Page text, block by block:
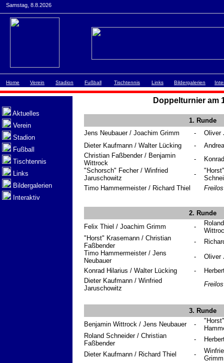
Samstag, 8.8.2026
Home Verein Stadion Fußball Tischtennis Links Bildergalerien
Aktuelles
Verein
Stadion
Fußball
Tischtennis
Links
Bildergalerien
Interaktiv
Doppelturnier am
1. Runde
Jens Neubauer / Joachim Grimm
- Oliver
Dieter Kaufmann / Walter Lücking
-
Christian Faßbender / Benjamin
Wittrock
-
"Schorsch" Fecher / Winfried
Jaruschowitz
-
Timo Hammermeister / Richard Thiel
Freilos
2. Runde
Felix Thiel / Joachim Grimm
-
"Horst" Krasemann / Christian
Faßbender
-
Timo Hammermeister / Jens
Neubauer
-
Oliver
Konrad Hilarius / Walter Lücking
-
Dieter Kaufmann / Winfried
Jaruschowitz
Freilos
3. Runde
Benjamin Wittrock / Jens Neubauer
-
Roland Schneider / Christian
Faßbender
-
Dieter Kaufmann / Richard Thiel
-
Grimm